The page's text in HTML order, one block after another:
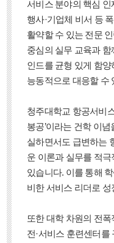
서비스 분야의 핵심 인
행사·기업체 비서 등
활약할 수 있는 전문
중심의 실무 교육과
인드를 균형 있게 함
능동적으로 대응할 수
청주대학교 항공서비
봉공’이라는 건학 이
실하면서도 급변하는
운 이론과 실무를 적
있습니다. 이를 통해
비한 서비스 리더로
또한 대학 차원의 전
전·서비스 훈련센터